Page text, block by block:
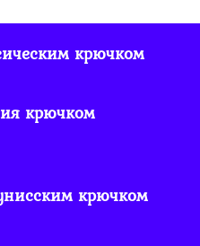
крючком
крючком
крючком